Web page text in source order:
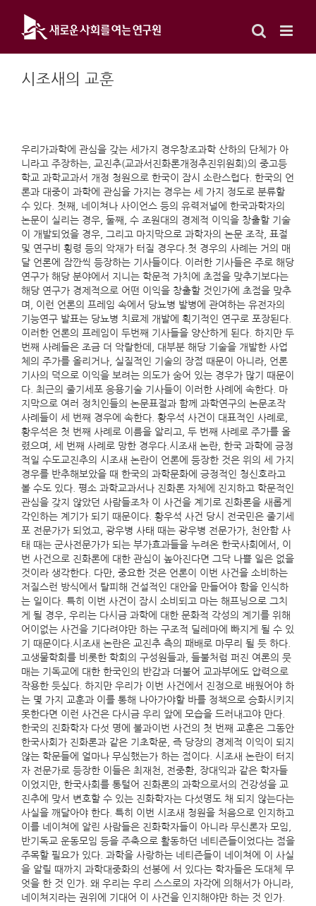
content
시조새의 교훈
우리가과학에 관심을 갖는 세가지 경우창조과학 산하의 단체가 아
니라고 주장하는, 교진추(교과서진화론개정추진위원회)의 중고등
학교 과학교과서 개정 청원으로 한국이 잠시 소란스럽다. 한국의 언
론과 대중이 과학에 관심을 가지는 경우는 세 가지 정도로 분류할
수 있다. 첫째, 네이쳐나 사이언스 등의 유력저널에 한국과학자의
논문이 실리는 경우, 둘째, 수 조원대의 경제적 이익을 창출할 기술
이 개발되었을 경우, 그리고 마지막으로 과학자의 논문 조작, 표절
및 연구비 횡령 등의 악재가 터질 경우다.첫 경우의 사례는 거의 매
달 언론에 잠깐씩 등장하는 기사들이다. 이러한 기사들은 주로 해당
연구가 해당 분야에서 지니는 학문적 가치에 초점을 맞추기보다는
해당 연구가 경제적으로 어떤 이익을 창출할 것인가에 초점을 맞추
며, 이런 언론의 프레임 속에서 당뇨병 발병에 관여하는 유전자의
기능연구 발표는 당뇨병 치료제 개발에 획기적인 연구로 포장된다.
이러한 언론의 프레임이 두번째 기사들을 양산하게 된다. 하지만 두
번째 사례들은 조금 더 악랄한데, 대부분 해당 기술을 개발한 사업
체의 주가를 올리거나, 실질적인 기술의 장점 때문이 아니라, 언론
기사의 덕으로 이익을 보려는 의도가 숨어 있는 경우가 많기 때문이
다. 최근의 줄기세포 응용기술 기사들이 이러한 사례에 속한다. 마
지막으로 여러 정치인들의 논문표절과 함께 과학연구의 논문조작
사례들이 세 번째 경우에 속한다. 황우석 사건이 대표적인 사례로,
황우석은 첫 번째 사례로 이름을 알리고, 두 번째 사례로 주가를 올
렸으며, 세 번째 사례로 망한 경우다.시조새 논란, 한국 과학에 긍정
적일 수도교진추의 시조새 논란이 언론에 등장한 것은 위의 세 가지
경우를 반추해보았을 때 한국의 과학문화에 긍정적인 청신호라고
볼 수도 있다. 평소 과학교과서나 진화론 자체에 진지하고 학문적인
관심을 갖지 않았던 사람들조차 이 사건을 계기로 진화론을 새롭게
각인하는 계기가 되기 때문이다. 황우석 사건 당시 전국민은 줄기세
포 전문가가 되었고, 광우병 사태 때는 광우병 전문가가, 천안함 사
태 때는 군사전문가가 되는 부가효과들을 누려온 한국사회에서, 이
번 사건으로 진화론에 대한 관심이 높아진다면 그닥 나쁠 일은 없을
것이라 생각한다. 다만, 중요한 것은 언론이 이번 사건을 소비하는
저질스런 방식에서 탈피해 건설적인 대안을 만들어야 함을 인식하
는 일이다. 특히 이번 사건이 잠시 소비되고 마는 해프닝으로 그치
게 될 경우, 우리는 다시금 과학에 대한 문화적 각성의 계기를 위해
어이없는 사건을 기다려야만 하는 구조적 딜레마에 빠지게 될 수 있
기 때문이다.시조새 논란은 교진추 측의 패배로 마무리 될 듯 하다.
고생물학회를 비롯한 학회의 구성원들과, 들불처럼 퍼진 여론의 뭇
매는 기독교에 대한 한국인의 반감과 더불어 교과부에도 압력으로
작용한 듯싶다. 하지만 우리가 이번 사건에서 진정으로 배웠어야 하
는 몇 가지 교훈과 이를 통해 나아가야할 바를 정책으로 승화시키지
못한다면 이런 사건은 다시금 우리 앞에 모습을 드러내고야 만다.
한국의 진화학자 다섯 명에 불과이번 사건의 첫 번째 교훈은 그동안
한국사회가 진화론과 같은 기초학문, 즉 당장의 경제적 이익이 되지
않는 학문들에 얼마나 무심했는가 하는 점이다. 시조새 논란이 터지
자 전문가로 등장한 이들은 최재천, 전중환, 장대익과 같은 학자들
이었지만, 한국사회를 통털어 진화론의 과학으로서의 건강성을 교
진추에 맞서 변호할 수 있는 진화학자는 다섯명도 채 되지 않는다는
사실을 깨달아야 한다. 특히 이번 시조새 청원을 처음으로 인지하고
이를 네이쳐에 알린 사람들은 진화학자들이 아니라 무신론자 모임,
반기독교 운동모임 등을 주축으로 활동하던 네티즌들이었다는 점을
주목할 필요가 있다. 과학을 사랑하는 네티즌들이 네이쳐에 이 사실
을 알릴 때까지 과학대중화의 선봉에 서 있다는 학자들은 도대체 무
엇을 한 것 인가. 왜 우리는 우리 스스로의 자각에 의해서가 아니라,
네이쳐지라는 권위에 기대어 이 사건을 인지해야만 하는 것 인가.